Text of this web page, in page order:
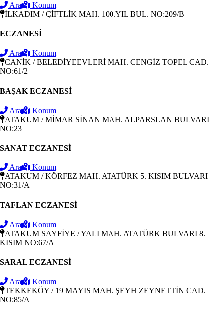
Ara
Konum
İLKADIM / ÇİFTLİK MAH. 100.YIL BUL. NO:209/B
ECZANESİ
Ara
Konum
CANİK / BELEDİYEEVLERİ MAH. CENGİZ TOPEL CAD.
NO:61/2
BAŞAK ECZANESİ
Ara
Konum
ATAKUM / MİMAR SİNAN MAH. ALPARSLAN BULVARI
NO:23
SANAT ECZANESİ
Ara
Konum
ATAKUM / KÖRFEZ MAH. ATATÜRK 5. KISIM BULVARI
NO:31/A
TAFLAN ECZANESİ
Ara
Konum
ATAKUM SAYFİYE / YALI MAH. ATATÜRK BULVARI 8.
KISIM NO:67/A
SARAL ECZANESİ
Ara
Konum
TEKKEKÖY / 19 MAYIS MAH. ŞEYH ZEYNETTİN CAD.
NO:85/A